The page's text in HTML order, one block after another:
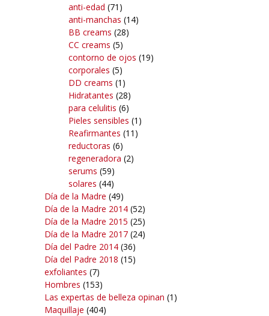
anti-edad (71)
anti-manchas (14)
BB creams (28)
CC creams (5)
contorno de ojos (19)
corporales (5)
DD creams (1)
Hidratantes (28)
para celulitis (6)
Pieles sensibles (1)
Reafirmantes (11)
reductoras (6)
regeneradora (2)
serums (59)
solares (44)
Día de la Madre (49)
Día de la Madre 2014 (52)
Día de la Madre 2015 (25)
Día de la Madre 2017 (24)
Día del Padre 2014 (36)
Día del Padre 2018 (15)
exfoliantes (7)
Hombres (153)
Las expertas de belleza opinan (1)
Maquillaje (404)